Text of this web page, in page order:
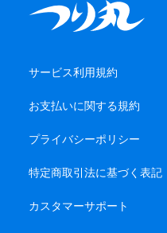
サービス利用規約
お支払いに関する規約
プライバシーポリシー
特定商取引法に基づく表記
カスタマーサポート